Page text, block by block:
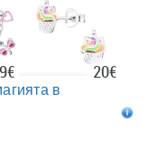
20€
в